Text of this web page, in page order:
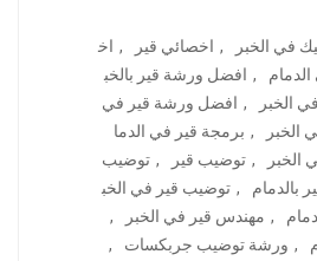
في الخبر
, اخصائي قير , اخ
, افضل ورشة قير بالخب
الخبر , افضل ورشة قير في
الخبر , برمجة قير في الدما
الخبر , توضيب قير , توضيب
بالدمام , توضيب قير في الخب
, مهندس قير في الخبر
,
, ورشة توضيب جربكسات
,